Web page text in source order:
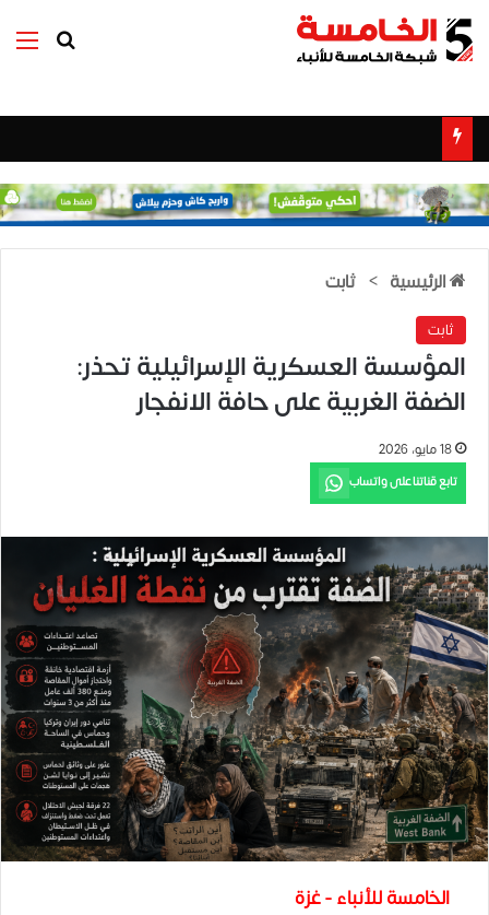
بحث عن
الرئيسية > ثابت
ثابت
المؤسسة العسكرية الإسرائيلية تحذر:
الضفة الغربية على حافة الانفجار
18 مايو، 2026
تابع قناتنا على واتساب
الخامسة للأنباء - غزة